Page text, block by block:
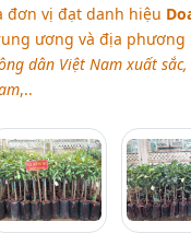
đơn vị đạt danh hiệu
ương và địa phương
dân Việt Nam xuất
,..